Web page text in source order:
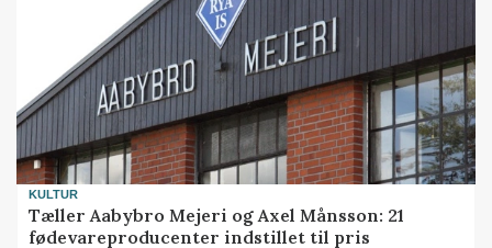
KULTUR
Tæller Aabybro Mejeri og Axel Månsson: 21
fødevareproducenter indstillet til pris